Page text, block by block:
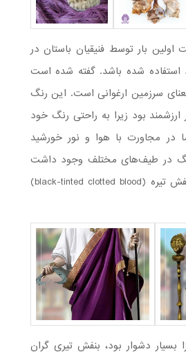
بار توسط فنیقیان باستان در
میلاد استفاده شده باشد. گفته شده است
سرزمین ارغوانی است. این رنگ
ارزشمند بود زیرا به راحتی رنگ خود
در مجاورت با هوا و نور خورشید
در طیف‌های مختلف وجود ­داشت
که با ارزش‌ترین آنها بنفش تیره (black-tinted clotted blood)
بسیار دشوار بود، بنفش تیری گران